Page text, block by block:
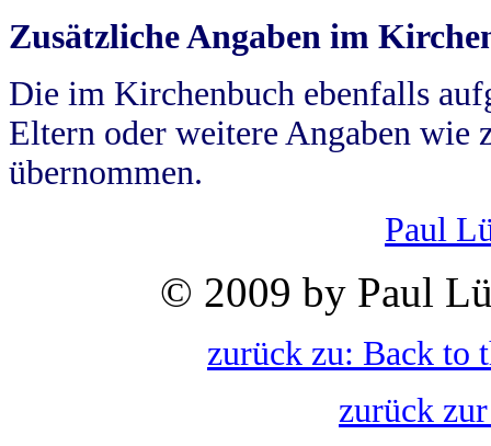
Zusätzliche Angaben im
Die im Kirchenbuch ebenfalls
Eltern oder weitere Angaben wie
übernommen.
Paul
© 2009 by Paul
zurück zu: Back to
zurück